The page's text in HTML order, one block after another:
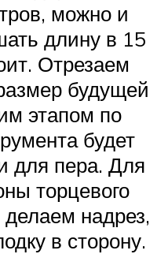
можно и
длину в 15
Отрезаем
будущей
этапом по
будет
для пера. Для
торцевого
делаем надрез,
в сторону.